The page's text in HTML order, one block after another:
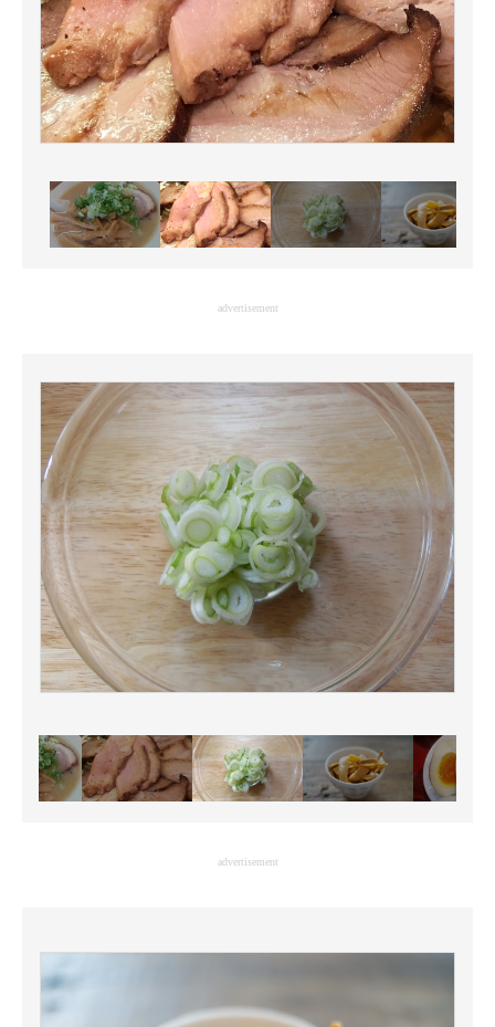
エネルギーの専門メディア
建設×テクノロジーの最前線
ちょっと気になるネットの話題
advertisement
advertisement